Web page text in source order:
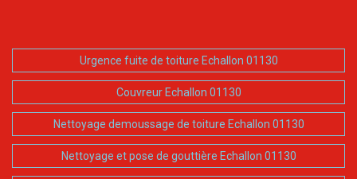
Urgence fuite de toiture Echallon 01130
Couvreur Echallon 01130
Nettoyage demoussage de toiture Echallon 01130
Nettoyage et pose de gouttière Echallon 01130